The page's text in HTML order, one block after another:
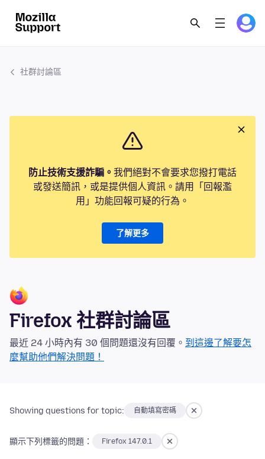
社群討論區
防止技術支援詐騙。 我們絕對不會要求您撥打電話
或發送簡訊，或是提供個人資訊。請用「回報濫
用」功能回報可疑的行為。
了解更多
Firefox 社群討論區
最近 24 小時內有 30 個問題還沒有回覆。 到這邊了解要怎
麼幫助他們解決問題！
Showing questions for topic: 自動填寫密碼
顯示下列標籤的問題： Firefox 147.0.1